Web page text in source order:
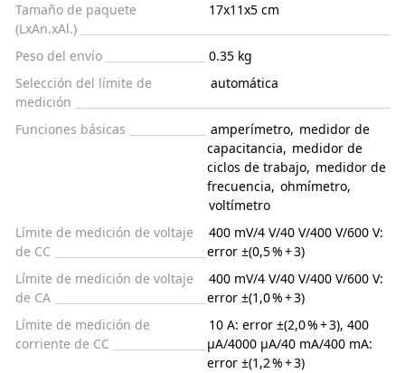
Tamaño de paquete
(LxAn.xAl.)
17x11x5 cm
Peso del envío
0.35 kg
Selección del límite de
medición
automática
Funciones básicas amperímetro, medidor de
capacitancia, medidor de
ciclos de trabajo, medidor de
frecuencia, ohmímetro,
voltímetro
Límite de medición de voltaje
de CC
400 mV/4 V/40 V/400 V/600 V:
error ±(0,5 % + 3)
Límite de medición de voltaje
de CA
400 mV/4 V/40 V/400 V/600 V:
error ±(1,0 % + 3)
Límite de medición de
corriente de CC
10 A: error ±(2,0 % + 3), 400
µA/4000 µA/40 mA/400 mA:
error ±(1,2 % + 3)